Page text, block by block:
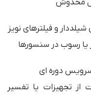
مخدوش
و فیلترهای نویز
یا رسوب در سنسورها
دوره ای
از تجهیزات یا تفسیر